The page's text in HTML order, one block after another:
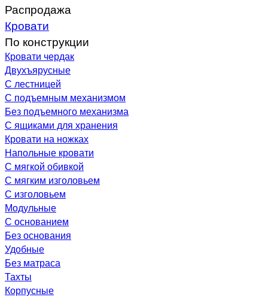
Распродажа
Кровати
По конструкции
Кровати чердак
Двухъярусные
С лестницей
С подъемным механизмом
Без подъемного механизма
С ящиками для хранения
Кровати на ножках
Напольные кровати
С мягкой обивкой
С мягким изголовьем
С изголовьем
Модульные
С основанием
Без основания
Удобные
Без матраса
Тахты
Корпусные